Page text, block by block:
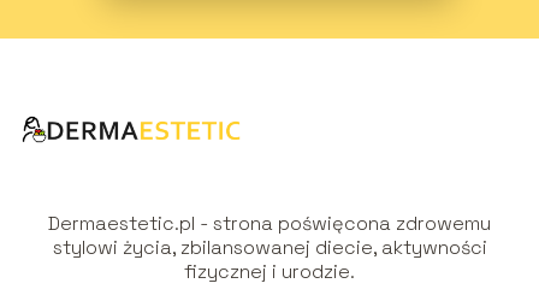
Dermaestetic.pl - strona poświęcona zdrowemu
stylowi życia, zbilansowanej diecie, aktywności
fizycznej i urodzie.